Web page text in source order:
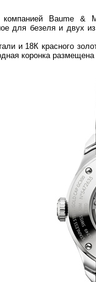
Baume &
для безеля и двух
и 18К красного
коронка размещена